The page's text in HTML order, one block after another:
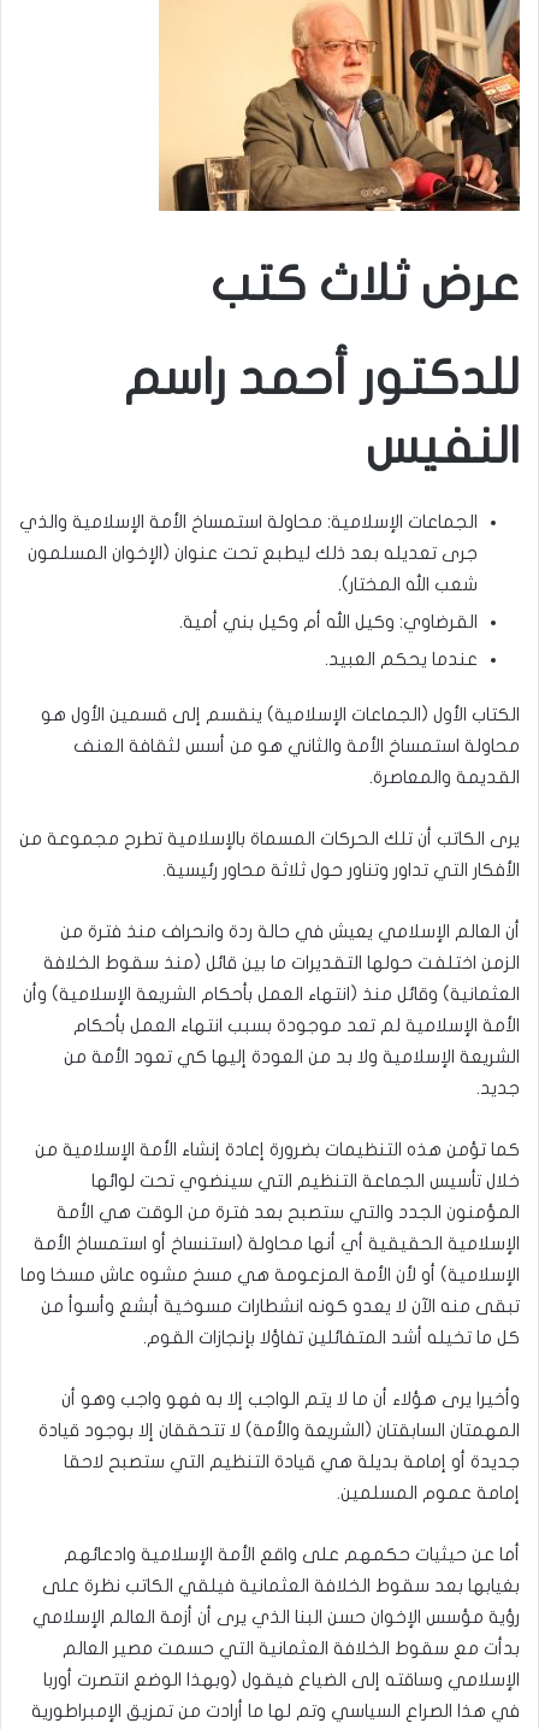
عرض ثلاث كتب
للدكتور أحمد راسم
النفيس
الجماعات الإسلامية: محاولة استمساخ الأمة الإسلامية والذي
جرى تعديله بعد ذلك ليطبع تحت عنوان (الإخوان المسلمون
شعب الله المختار).
القرضاوي: وكيل الله أم وكيل بني أمية.
عندما يحكم العبيد.
الكتاب الأول (الجماعات الإسلامية) ينقسم إلى قسمين الأول هو
محاولة استمساخ الأمة والثاني هو من أسس لثقافة العنف
القديمة والمعاصرة.
يرى الكاتب أن تلك الحركات المسماة بالإسلامية تطرح مجموعة من
الأفكار التي تداور وتناور حول ثلاثة محاور رئيسية.
أن العالم الإسلامي يعيش في حالة ردة وانحراف منذ فترة من
الزمن اختلفت حولها التقديرات ما بين قائل (منذ سقوط الخلافة
العثمانية) وقائل منذ (انتهاء العمل بأحكام الشريعة الإسلامية) وأن
الأمة الإسلامية لم تعد موجودة بسبب انتهاء العمل بأحكام
الشريعة الإسلامية ولا بد من العودة إليها كي تعود الأمة من
جديد.
كما تؤمن هذه التنظيمات بضرورة إعادة إنشاء الأمة الإسلامية من
خلال تأسيس الجماعة التنظيم التي سينضوي تحت لوائها
المؤمنون الجدد والتي ستصبح بعد فترة من الوقت هي الأمة
الإسلامية الحقيقية أي أنها محاولة (استنساخ أو استمساخ الأمة
الإسلامية) أو لأن الأمة المزعومة هي مسخ مشوه عاش مسخا وما
تبقى منه الآن لا يعدو كونه انشطارات مسوخية أبشع وأسوأ من
كل ما تخيله أشد المتفائلين تفاؤلا بإنجازات القوم.
وأخيرا يرى هؤلاء أن ما لا يتم الواجب إلا به فهو واجب وهو أن
المهمتان السابقتان (الشريعة والأمة) لا تتحققان إلا بوجود قيادة
جديدة أو إمامة بديلة هي قيادة التنظيم التي ستصبح لاحقا
إمامة عموم المسلمين.
أما عن حيثيات حكمهم على واقع الأمة الإسلامية وادعائهم
بغيابها بعد سقوط الخلافة العثمانية فيلقي الكاتب نظرة على
رؤية مؤسس الإخوان حسن البنا الذي يرى أن أزمة العالم الإسلامي
بدأت مع سقوط الخلافة العثمانية التي حسمت مصير العالم
الإسلامي وساقته إلى الضياع فيقول (وبهذا الوضع انتصرت أوربا
في هذا الصراع السياسي وتم لها ما أرادت من تمزيق الإمبراطورية